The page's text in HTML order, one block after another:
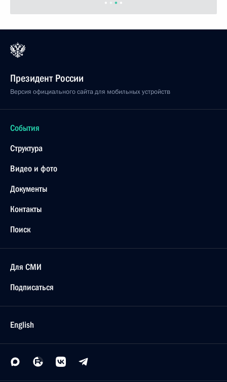
Президент России
Версия официального сайта для мобильных устройств
События
Структура
Видео и фото
Документы
Контакты
Поиск
Для СМИ
Подписаться
English